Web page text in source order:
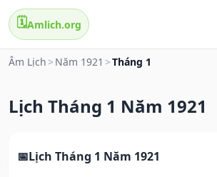
🗓️Amlich.org
Âm Lịch > Năm 1921 >Tháng 1
Lịch Tháng 1 Năm 1921
Lịch Tháng 1 Năm 1921